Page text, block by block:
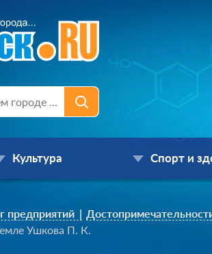
Культура Спорт и
предприятий
Ушкова П. К.